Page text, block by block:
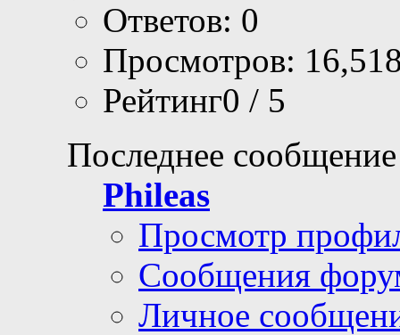
Ответов: 0
Просмотров:
Рейтинг0 / 5
Последнее
Phileas
Просмотр
Сообщения
Личное